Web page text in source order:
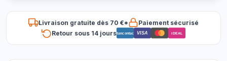
Livraison gratuite dès 70 €*
Paiement sécurisé
Retour sous 14 joursBancontact VISA iDEAL